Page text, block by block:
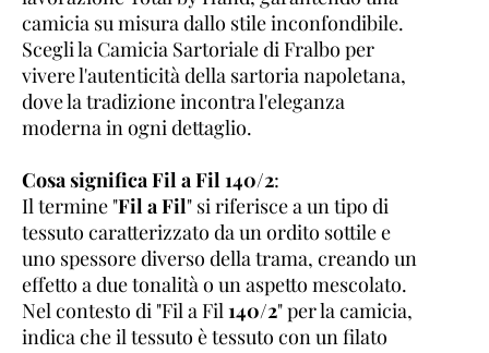
camicia su misura dallo stile inconfondibile.
Scegli la Camicia Sartoriale di Fralbo per
vivere l'autenticità della sartoria napoletana,
dove la tradizione incontra l'eleganza
moderna in ogni dettaglio.
Cosa significa Fil a Fil 140/2:
Il termine "Fil a Fil" si riferisce a un tipo di
tessuto caratterizzato da un ordito sottile e
uno spessore diverso della trama, creando un
effetto a due tonalità o un aspetto mescolato.
Nel contesto di "Fil a Fil140/2" per la camicia,
indica che il tessuto è tessuto con un filato